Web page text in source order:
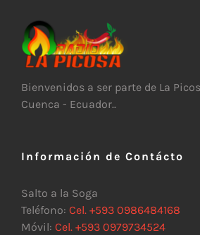
Bienvenidos a ser parte de La
Cuenca - Ecuador..
Información de Contácto
Salto a la Soga
Teléfono: Cel. +593 0986484168
Móvil: Cel. +593 0979734524